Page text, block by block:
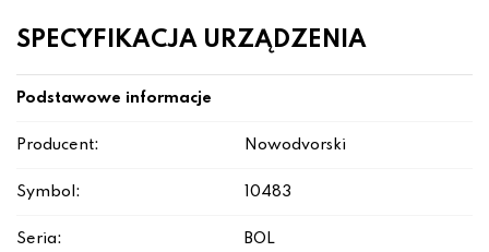
SPECYFIKACJA URZĄDZENIA
Podstawowe informacje
Producent: Nowodvorski
Symbol: 10483
Seria: BOL